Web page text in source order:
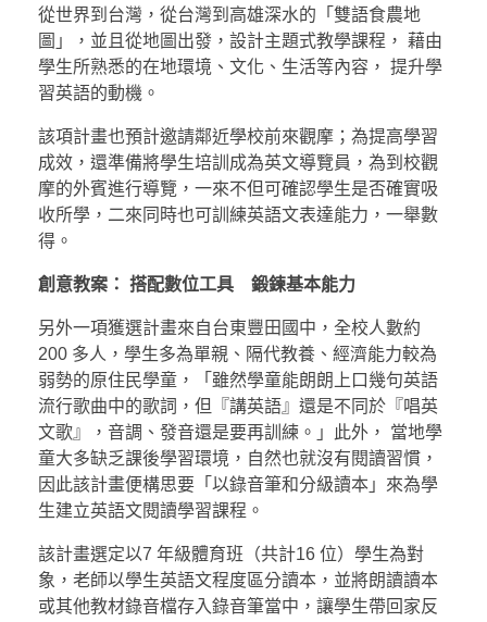
從世界到台灣，從台灣到高雄深水的「雙語食農地
圖」，並且從地圖出發，設計主題式教學課程， 藉由
學生所熟悉的在地環境、文化、生活等內容， 提升學
習英語的動機。
該項計畫也預計邀請鄰近學校前來觀摩；為提高學習
成效，還準備將學生培訓成為英文導覽員，為到校觀
摩的外賓進行導覽，一來不但可確認學生是否確實吸
收所學，二來同時也可訓練英語文表達能力，一舉數
得。
創意教案： 搭配數位工具 鍛鍊基本能力
另外一項獲選計畫來自台東豐田國中，全校人數約
200 多人，學生多為單親、隔代教養、經濟能力較為
弱勢的原住民學童，「雖然學童能朗朗上口幾句英語
流行歌曲中的歌詞，但『講英語』還是不同於『唱英
文歌』，音調、發音還是要再訓練。」此外， 當地學
童大多缺乏課後學習環境，自然也就沒有閱讀習慣，
因此該計畫便構思要「以錄音筆和分級讀本」來為學
生建立英語文閱讀學習課程。
該計畫選定以7 年級體育班（共計16 位）學生為對
象，老師以學生英語文程度區分讀本，並將朗讀讀本
或其他教材錄音檔存入錄音筆當中，讓學生帶回家反